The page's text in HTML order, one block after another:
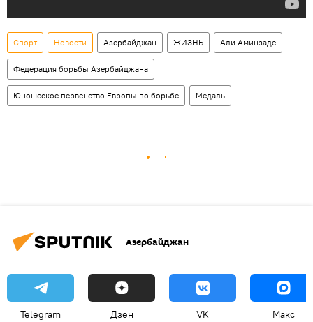
Спорт Новости Азербайджан ЖИЗНЬ Али Аминзаде
Федерация борьбы Азербайджана
Юношеское первенство Европы по борьбе Медаль
Азербайджан
Telegram Дзен VK Макс